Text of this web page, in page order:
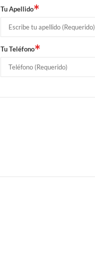
Tu Apellido*
Tu Teléfono*